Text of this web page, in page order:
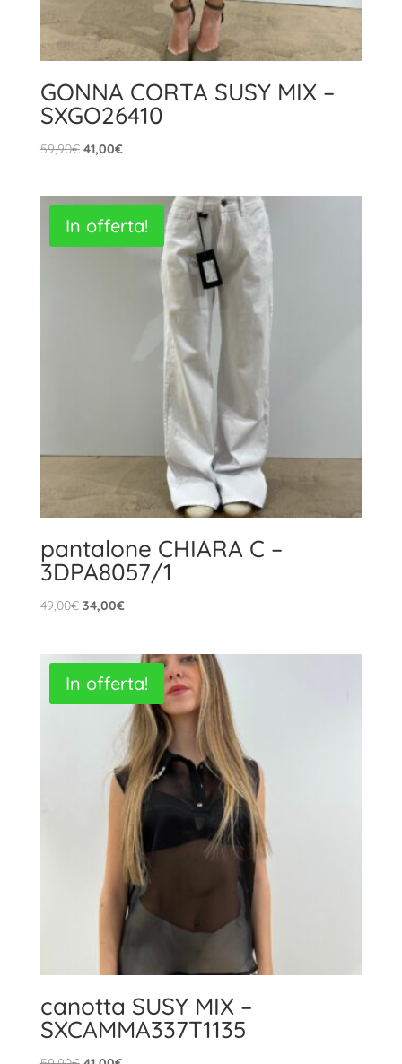
GONNA CORTA SUSY MIX –
SXGO26410
59,90€ Il
era:
59,90€.
41,00€Il
è:
41,00€.
In offerta!
pantalone CHIARA C –
3DPA8057/1
49,00€ Il
era:
49,00€.
34,00€Il
è:
34,00€.
In offerta!
canotta SUSY MIX –
SXCAMMA337T1135